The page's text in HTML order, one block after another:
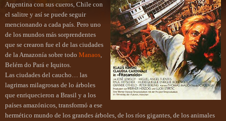
Argentina con sus cueros, Chile con
el salitre y así se puede seguir
mencionando a cada país. Pero uno
de los mundos más sorprendentes
que se crearon fue el de las ciudades
de la Amazonía sobre todo Manaos,
Belém do Pará e Iquitos.
Las ciudades del caucho… las
lagrimas milagrosas de lo árboles
que enriquecieron a Brasil y a los
países amazónicos, transformó a ese
hermético mundo de los grandes árboles, de los ríos gigantes, de los animales